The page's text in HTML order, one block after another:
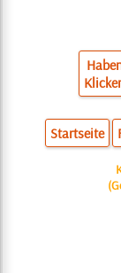
Startseite